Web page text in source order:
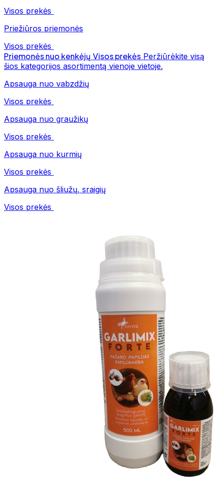
Visos prekės
Priežiūros priemonės
Visos prekės
Priemonės nuo kenkėjų Visos prekės Peržiūrėkite visą
šios kategorijos asortimentą vienoje vietoje.
Apsauga nuo vabzdžių
Visos prekės
Apsauga nuo graužikų
Visos prekės
Apsauga nuo kurmių
Visos prekės
Apsauga nuo šliužų, sraigių
Visos prekės